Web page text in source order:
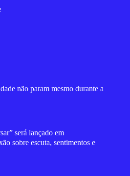
não param mesmo durante a
será lançado em
sobre escuta, sentimentos e